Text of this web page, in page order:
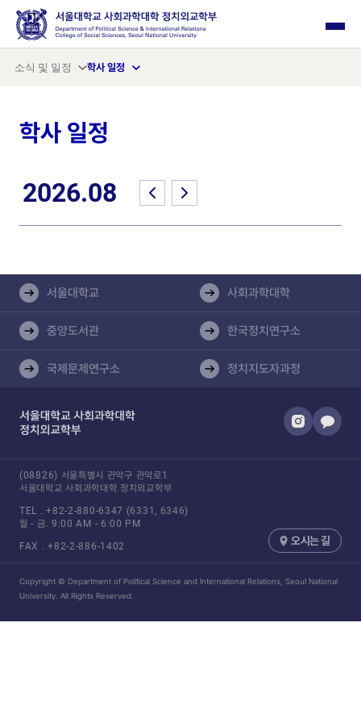
소식 및 일정 학사 일정
학사 일정
2026.08
서울대학교 사회과학대학
중앙도서관 한국정치연구소
국제문제연구소 정치지도자과정​
(08826) 서울특별시 관악구 관악로1
서울대학교 사회과학대학 정치외교학부
TEL .+82-2-880-6347 (6331, 6346)
월 - 금. 9:00 AM - 6:00 PM
FAX .+82-2-886-1402 오시는 길
Copyright © Department of Political Science and International Relations, Seoul National
University. All Rights Reserved.